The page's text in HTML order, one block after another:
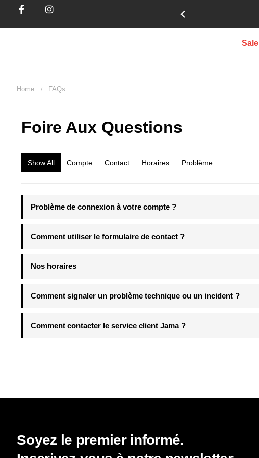
Sale
Home FAQs
Foire Aux Questions
Show All Compte Contact Horaires Problème
Problème de connexion à votre compte ?
Comment utiliser le formulaire de contact ?
Nos horaires
Comment signaler un problème technique ou un incident ?
Comment contacter le service client Jama ?
Soyez le premier informé.